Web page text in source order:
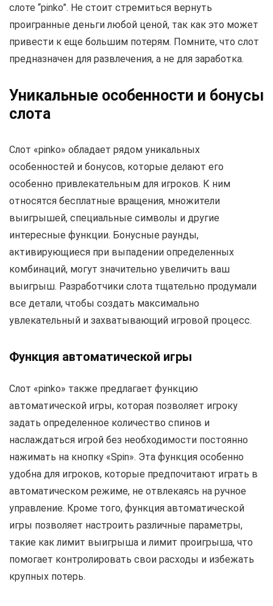
слоте “pinko”. Не стоит стремиться вернуть
проигранные деньги любой ценой, так как это может
привести к еще большим потерям. Помните, что слот
предназначен для развлечения, а не для заработка.
Уникальные особенности и бонусы
слота
Слот «pinko» обладает рядом уникальных
особенностей и бонусов, которые делают его
особенно привлекательным для игроков. К ним
относятся бесплатные вращения, множители
выигрышей, специальные символы и другие
интересные функции. Бонусные раунды,
активирующиеся при выпадении определенных
комбинаций, могут значительно увеличить ваш
выигрыш. Разработчики слота тщательно продумали
все детали, чтобы создать максимально
увлекательный и захватывающий игровой процесс.
Функция автоматической игры
Слот «pinko» также предлагает функцию
автоматической игры, которая позволяет игроку
задать определенное количество спинов и
наслаждаться игрой без необходимости постоянно
нажимать на кнопку «Spin». Эта функция особенно
удобна для игроков, которые предпочитают играть в
автоматическом режиме, не отвлекаясь на ручное
управление. Кроме того, функция автоматической
игры позволяет настроить различные параметры,
такие как лимит выигрыша и лимит проигрыша, что
помогает контролировать свои расходы и избежать
крупных потерь.